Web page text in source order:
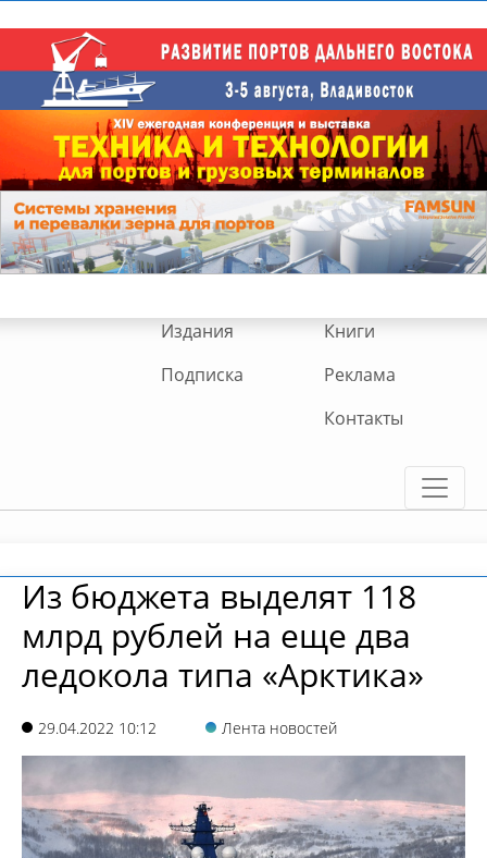
Издания
Книги
Подписка
Реклама
Контакты
Из бюджета выделят 118
млрд рублей на еще два
ледокола типа «Арктика»
29.04.2022 10:12 Лента новостей